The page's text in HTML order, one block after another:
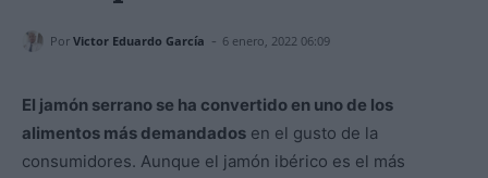
Por Victor Eduardo García - 6 enero, 2022 06:09
El jamón serrano se ha convertido en uno de los
alimentos más demandados en el gusto de la
consumidores. Aunque el jamón ibérico es el más